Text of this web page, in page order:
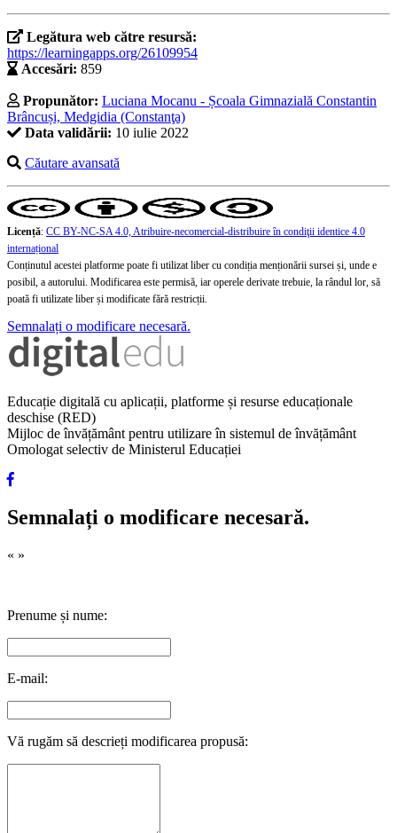
Legătura web către resursă:
https://learningapps.org/26109954
Accesări: 859
Propunător: Luciana Mocanu - Școala Gimnazială Constantin
Brâncuși, Medgidia (Constanţa)
Data validării: 10 iulie 2022
Căutare avansată
Licență: CC BY-NC-SA 4.0, Atribuire-necomercial-distribuire în condiţii identice 4.0
internațional
Conținutul acestei platforme poate fi utilizat liber cu condiția menționării sursei și, unde e
posibil, a autorului. Modificarea este permisă, iar operele derivate trebuie, la rândul lor, să
poată fi utilizate liber și modificate fără restricții.
Semnalați o modificare necesară.
Educație digitală cu aplicații, platforme și resurse educaționale
deschise (RED)
Mijloc de învățământ pentru utilizare în sistemul de învățământ
Omologat selectiv de Ministerul Educației
Semnalați o modificare necesară.
« »
Prenume și nume:
E-mail:
Vă rugăm să descrieți modificarea propusă: